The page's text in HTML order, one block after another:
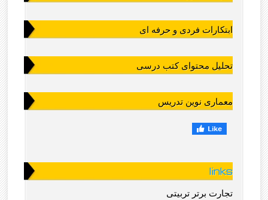
ابتکارات فردی و حرفه ای
تحلیل محتوای کتب درسی
معماری نوین تدریس
links
تجارت برتر تربیتی